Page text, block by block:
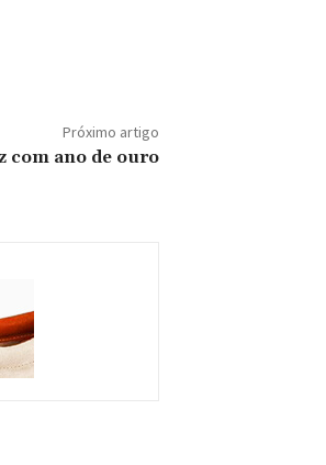
Próximo artigo
com ano de ouro